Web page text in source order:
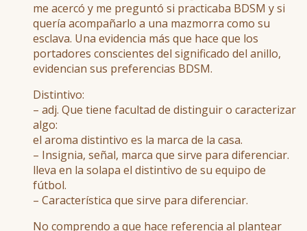
me acercó y me preguntó si practicaba BDSM y si
quería acompañarlo a una mazmorra como su
esclava. Una evidencia más que hace que los
portadores conscientes del significado del anillo,
evidencian sus preferencias BDSM.
Distintivo:
– adj. Que tiene facultad de distinguir o caracterizar
algo:
el aroma distintivo es la marca de la casa.
– Insignia, señal, marca que sirve para diferenciar.
lleva en la solapa el distintivo de su equipo de
fútbol.
– Característica que sirve para diferenciar.
No comprendo a que hace referencia al plantear